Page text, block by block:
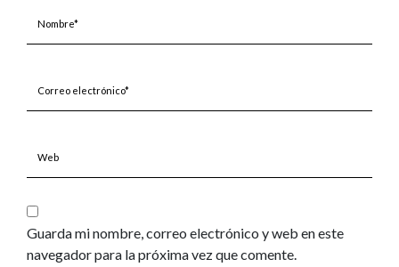
electrónico*
Guarda mi nombre, correo electrónico y web en este
navegador para la próxima vez que comente.